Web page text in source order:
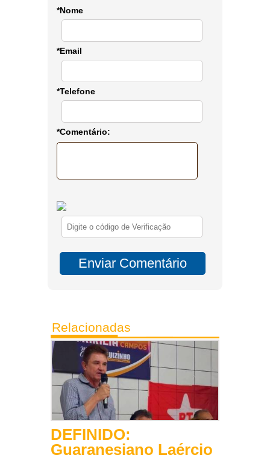
*Nome
*Email
*Telefone
*Comentário:
Relacionadas
DEFINIDO:
Guaranesiano Laércio